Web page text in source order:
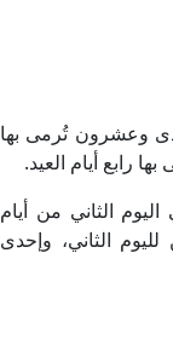
وعشرون تُرمى بها
رابع أيام العيد.
الثاني من أيام
الثاني، وإحدى